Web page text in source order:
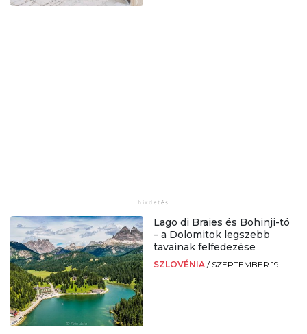
Lago di Braies és Bohinji-tó
– a Dolomitok legszebb
tavainak felfedezése
SZLOVÉNIA / SZEPTEMBER 19.